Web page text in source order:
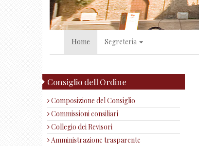
Home Segreteria
Consiglio dell'Ordine
Composizione del Consiglio
Commissioni consiliari
Collegio dei Revisori
Amministrazione trasparente